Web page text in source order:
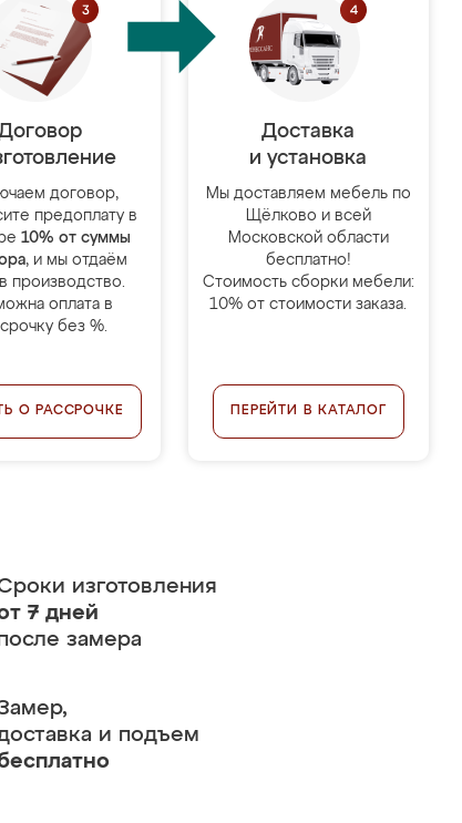
договор,
предоплату в
10% от суммы
, и мы отдаём
производство.
оплата в
без %.
О РАССРОЧКЕ
Доставка
и установка
Мы доставляем мебель по
Щёлково и всей
Московской области
бесплатно!
Стоимость сборки мебели:
10% от стоимости заказа.
ПЕРЕЙТИ В КАТАЛОГ
изготовления
7 дней
замера
и подъем